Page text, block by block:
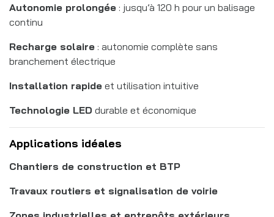
Autonomie prolongée : jusqu’à 120 h pour un balisage
continu
Recharge solaire : autonomie complète sans
branchement électrique
Installation rapide et utilisation intuitive
Technologie LED durable et économique
Applications idéales
Chantiers de construction et BTP
Travaux routiers et signalisation de voirie